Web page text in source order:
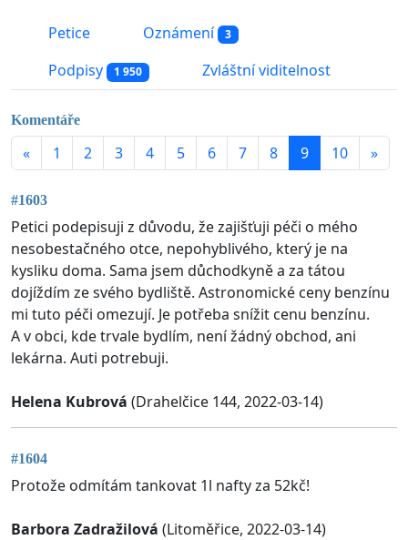
Petice Oznámení 3
Podpisy 1 950 Zvláštní viditelnost
Komentáře
« 1 2 3 4 5 6 7 8 9 10 »
#1603
Petici podepisuji z důvodu, že zajišťuji péči o mého
nesobestačného otce, nepohyblivého, který je na
kysliku doma. Sama jsem důchodkyně a za tátou
dojíždím ze svého bydliště. Astronomické ceny benzínu
mi tuto péči omezují. Je potřeba snížit cenu benzínu.
A v obci, kde trvale bydlím, není žádný obchod, ani
lekárna. Auti potrebuji.
Helena Kubrová (Drahelčice 144, 2022-03-14)
#1604
Protože odmítám tankovat 1l nafty za 52kč!
Barbora Zadražilová (Litoměřice, 2022-03-14)